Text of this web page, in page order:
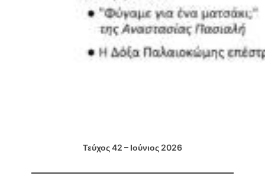
Τεύχος 42 – Ιούνιος 2026